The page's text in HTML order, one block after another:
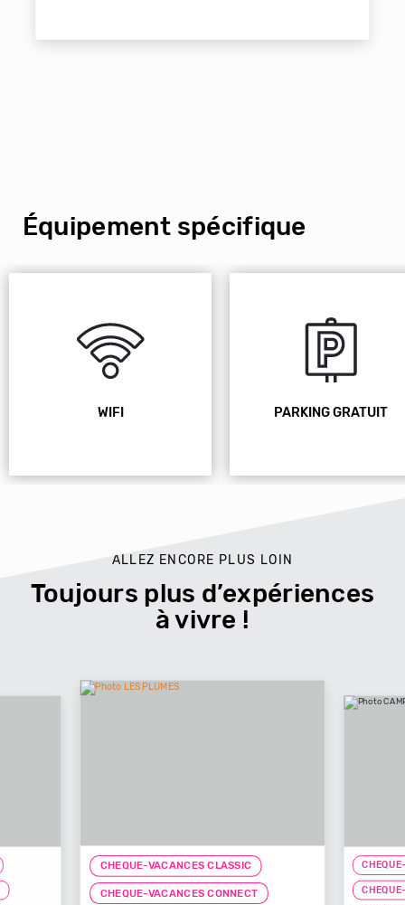
Équipement spécifique
WIFI PARKING GRATUIT
ALLEZ ENCORE PLUS LOIN
Toujours plus d’expériences
à vivre !
CHEQUE-VACANCES CLASSIC
CHEQUE-VACANCES CONNECT